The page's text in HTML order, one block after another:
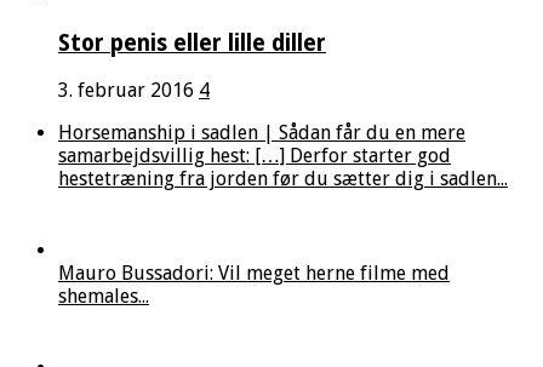
Stor penis eller lille diller
3. februar 2016 4
Horsemanship i sadlen | Sådan får du en mere
samarbejdsvillig hest: […] Derfor starter god
hestetræning fra jorden før du sætter dig i sadlen...
Mauro Bussadori: Vil meget herne filme med
shemales...